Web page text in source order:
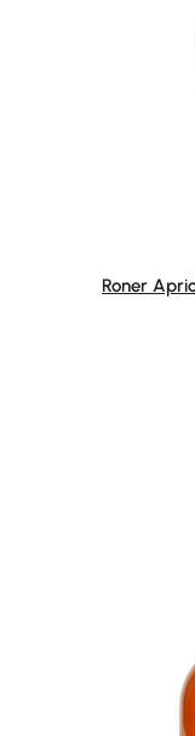
Durchschnittliche
Roner